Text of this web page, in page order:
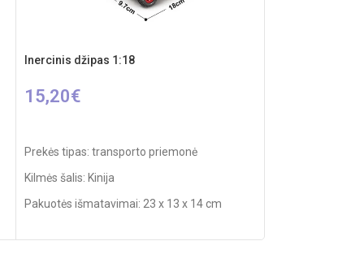
Inercinis džipas 1:18
15,20€
Prekės tipas: transporto priemonė
Kilmės šalis: Kinija
Pakuotės išmatavimai: 23 x 13 x 14 cm